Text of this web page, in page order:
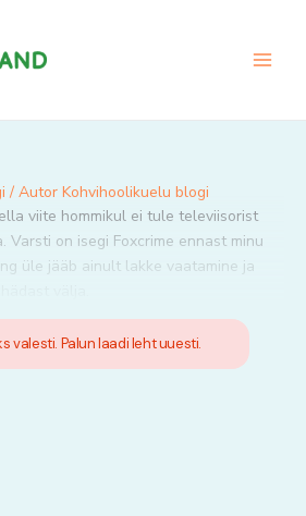
/ Autor Kohvihoolikuelu blogi
viite hommikul ei tule televiisorist
Varsti on isegi Foxcrime ennast minu
üle jääb ainult lakke vaatamine ja
valesti. Palun laadi leht uuesti.